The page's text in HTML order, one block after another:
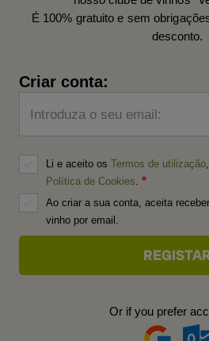
É 100% gratuito e sem
desconto.
Criar conta:
Introduza o seu email:
Li e aceito os Termos de utilização
Política de Cookies
Ao criar a sua conta, aceita
vinho por email.
Or if you prefer